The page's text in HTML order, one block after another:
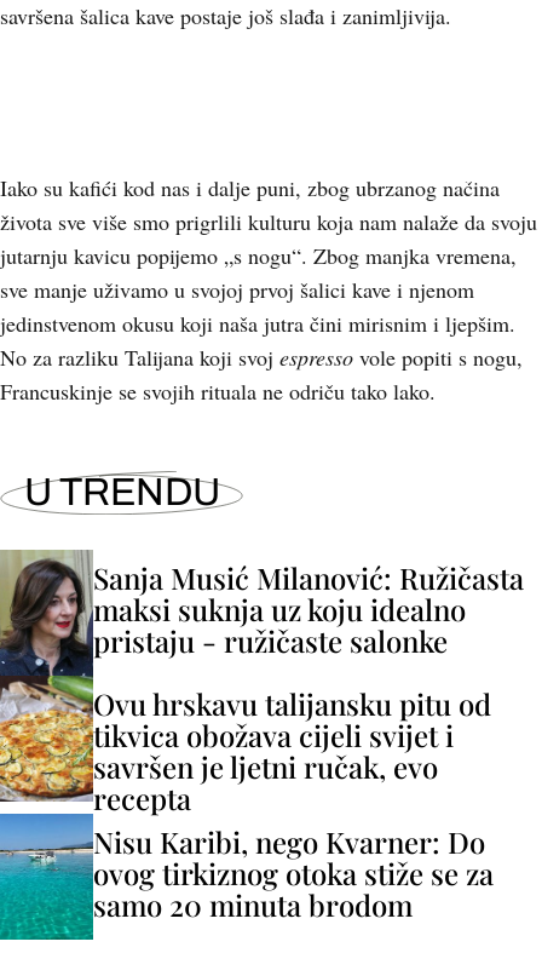
savršena šalica kave postaje još slađa i zanimljivija.
28
Iako su kafići kod nas i dalje puni, zbog ubrzanog načina
života sve više smo prigrlili kulturu koja nam nalaže da svoju
jutarnju kavicu popijemo „s nogu“. Zbog manjka vremena,
sve manje uživamo u svojoj prvoj šalici kave i njenom
jedinstvenom okusu koji naša jutra čini mirisnim i ljepšim.
No za razliku Talijana koji svoj espresso vole popiti s nogu,
Francuskinje se svojih rituala ne odriču tako lako.
U TRENDU
Sanja Musić Milanović: Ružičasta
maksi suknja uz koju idealno
pristaju - ružičaste salonke
Ovu hrskavu talijansku pitu od
tikvica obožava cijeli svijet i
savršen je ljetni ručak, evo
recepta
Nisu Karibi, nego Kvarner: Do
ovog tirkiznog otoka stiže se za
samo 20 minuta brodom